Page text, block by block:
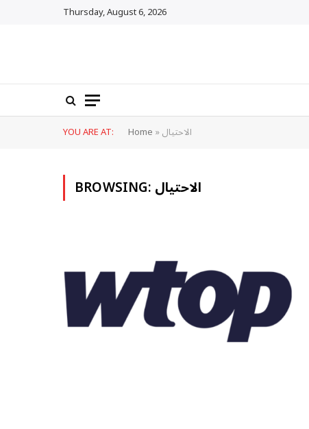
Thursday, August 6, 2026
YOU ARE AT: Home»الاحتيال
BROWSING:الاحتيال